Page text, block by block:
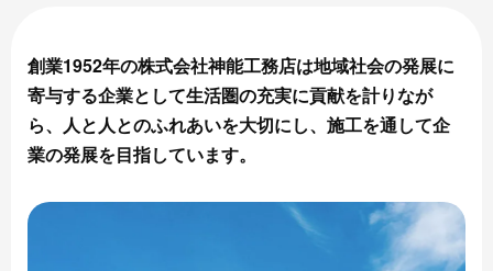
創業1952年の株式会社神能工務店は地域社会の発展に
寄与する企業として生活圏の充実に貢献を計りなが
ら、人と人とのふれあいを大切にし、施工を通して企
業の発展を目指しています。